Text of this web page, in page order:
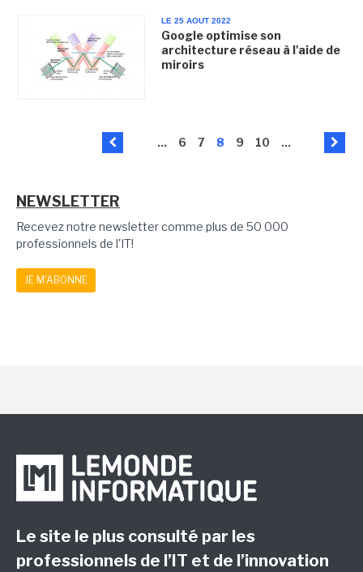
LE 25 AOUT 2022
Google optimise son
architecture réseau à l'aide de
miroirs
... 6 7 8 9 10 ...
NEWSLETTER
Recevez notre newsletter comme plus de 50 000
professionnels de l'IT!
JE M'ABONNE
Le site le plus consulté par les
professionnels de l’IT et de l’innovation